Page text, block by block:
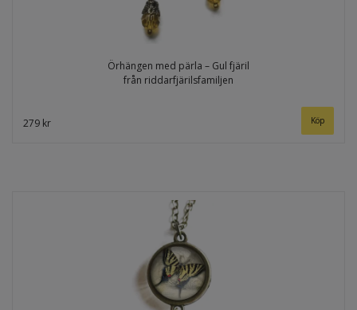
Örhängen med pärla – Gul fjäril
från riddarfjärilsfamiljen
279 kr